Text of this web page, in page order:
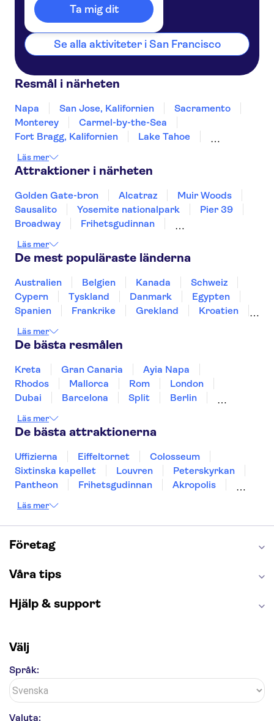
Ta mig dit
Se alla aktiviteter i San Francisco
Resmål i närheten
Napa San Jose, Kalifornien
Sacramento
Monterey
Carmel-by-the-Sea
Fort Bragg, Kalifornien
Lake Tahoe
Incline Village
Reno
Santa Barbara
Läs mer
Attraktioner i närheten
Golden Gate-bron Alcatraz
Muir Woods
Sausalito
Yosemite nationalpark
Pier 39
Broadway
Frihetsgudinnan
SUMMIT One Vanderbilt
9-11 Memorial & Museum
Grand Canyon
Franska kvarteret
Central Park
Läs mer
De mest populäraste länderna
Australien Belgien Kanada
Schweiz
Cypern
Tyskland Danmark
Egypten
Spanien
Frankrike Grekland
Kroatien
Sverige
Thailand
Läs mer
De bästa resmålen
Kreta Gran Canaria
Ayia Napa
Rhodos
Mallorca Rom
London
Dubai
Barcelona Split
Berlin
Gdansk
Oslo Helsingfors
Helsingborg
Läs mer
De bästa attraktionerna
Uffizierna Eiffeltornet
Colosseum
Sixtinska kapellet
Louvren
Peterskyrkan
Pantheon
Frihetsgudinnan
Akropolis
Burj Khalifa
Saltgruvan i Wieliczka
Alhambra
Caminito del Rey
London Dungeon
Läs mer
Företag
Våra tips
Hjälp & support
Välj
Språk:
Valuta: